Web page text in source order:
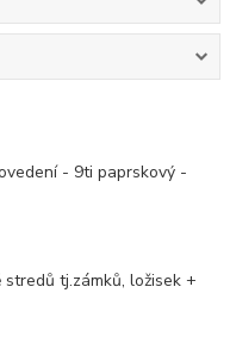
- 9ti paprskový -
tj.zámků, ložisek +